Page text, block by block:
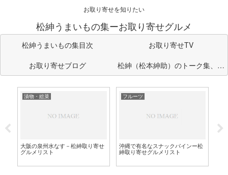
お取り寄せを知りたい
松紳うまいもの集ーお取り寄せグルメ
松紳うまいもの集目次
お取り寄せTV
お取り寄せブログ
松紳（松本紳助）のトーク集、企
画のまとめ部屋
漬物・総菜
大阪の泉州水なす－松紳取り寄せ
グルメリスト
フルーツ
沖縄で有名なスナックパインー松
紳取り寄せグルメリスト